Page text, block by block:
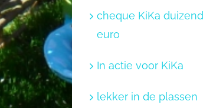
cheque KiKa duizend
euro
In actie voor KiKa
lekker in de plassen